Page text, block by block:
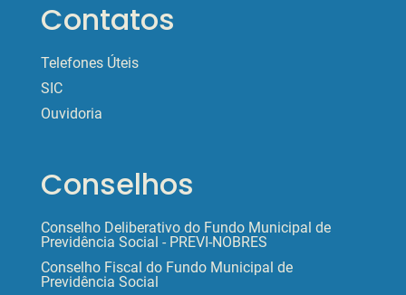
Contatos
Telefones Úteis
SIC
Ouvidoria
Conselhos
Conselho Deliberativo do Fundo Municipal de
Previdência Social - PREVI-NOBRES
Conselho Fiscal do Fundo Municipal de
Previdência Social